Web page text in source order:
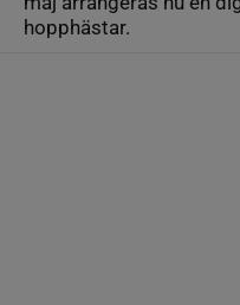
hopphästar.